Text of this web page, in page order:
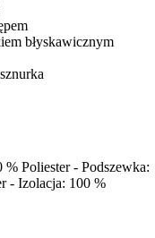
błyskawicznym
Poliester - Podszewka:
- Izolacja: 100 %